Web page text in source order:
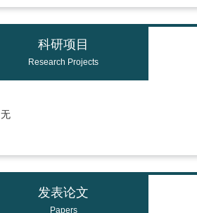
科研项目
Research Projects
无
发表论文
Papers